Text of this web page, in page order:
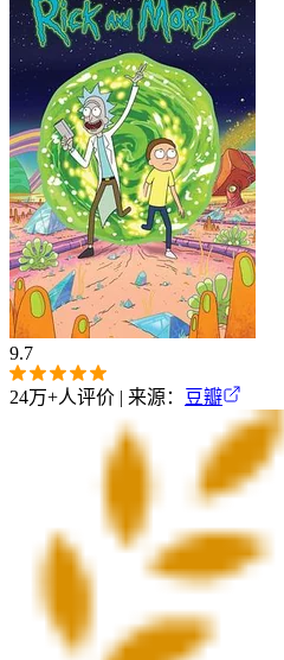
9.7
24万+人评价 | 来源： 豆瓣